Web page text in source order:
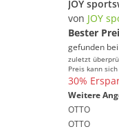
von JOY
Bester
gefunden bei
zuletzt
Preis kann
30%
Weitere
OTTO
OTTO